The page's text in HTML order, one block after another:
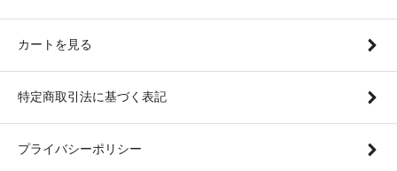
カートを見る
特定商取引法に基づく表記
プライバシーポリシー